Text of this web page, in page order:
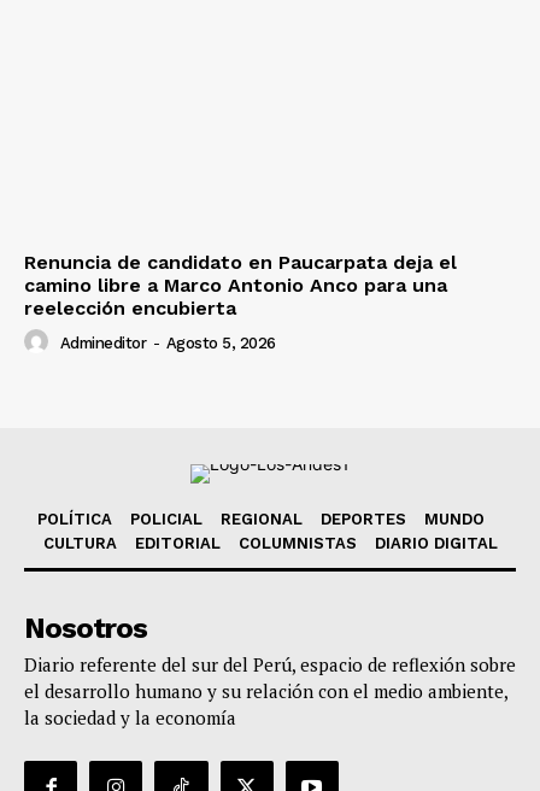
Renuncia de candidato en Paucarpata deja el
camino libre a Marco Antonio Anco para una
reelección encubierta
Admineditor - Agosto 5, 2026
POLÍTICA POLICIAL REGIONAL DEPORTES
MUNDO
CULTURA
EDITORIAL COLUMNISTAS DIARIO DIGITAL
Nosotros
Diario referente del sur del Perú, espacio de reflexión sobre
el desarrollo humano y su relación con el medio ambiente,
la sociedad y la economía